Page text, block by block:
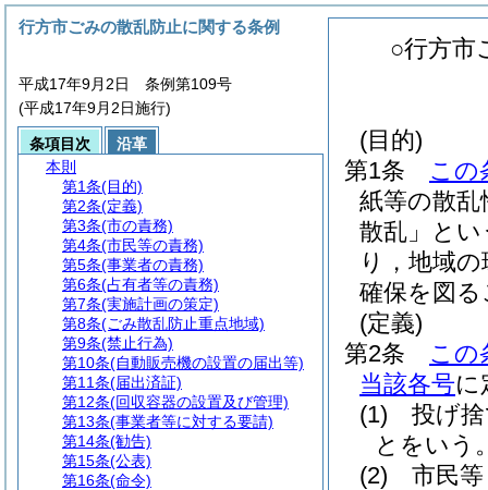
○行方市
(目的)
第1条
この
紙等の散
散乱」とい
り，地域
確保を図
(定義)
第2条
この
当該各号に
(1)
投げ
とをいう
(2)
市民
行方市ごみの散乱防止に関する条例
平成17年9月2日 条例第109号
(平成17年9月2日施行)
条項目次
沿革
本則
第1条(目的)
第2条(定義)
第3条(市の責務)
第4条(市民等の責務)
第5条(事業者の責務)
第6条(占有者等の責務)
第7条(実施計画の策定)
第8条(ごみ散乱防止重点地域)
第9条(禁止行為)
第10条(自動販売機の設置の届出等)
第11条(届出済証)
第12条(回収容器の設置及び管理)
第13条(事業者等に対する要請)
第14条(勧告)
第15条(公表)
第16条(命令)